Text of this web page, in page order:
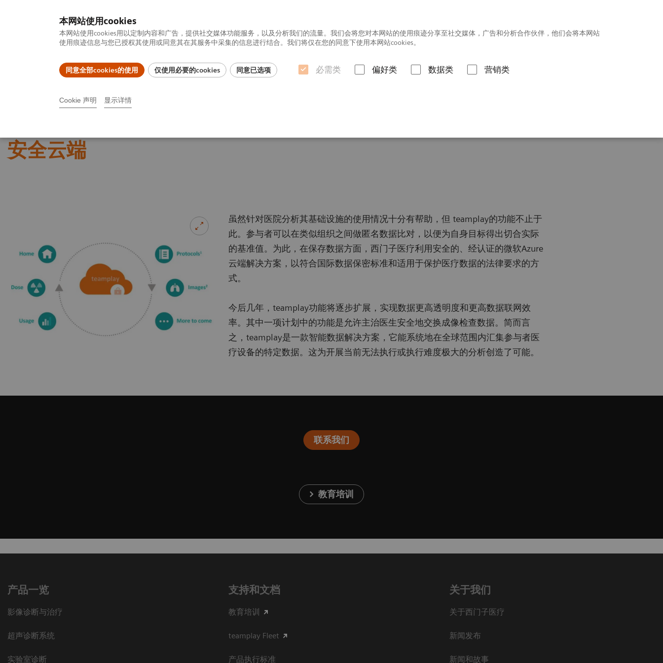
本网站使用cookies
本网站使用cookies用以定制内容和广告，提供社交媒体功能服务，以及分析我们的流量。我们会将您对本网站的使用痕迹分享至社交媒体，广告和分析合作伙伴，他们会将本网站
使用痕迹信息与您已授权其使用或同意其在其服务中采集的信息进行结合。我们将仅在您的同意下使用本网站cookies。
同意全部cookies的使用 仅使用必要的cookies 同意已选项 必需类 偏好类 数据类 营销类
Cookie 声明 显示详情
安全云端
虽然针对医院分析其基础设施的使用情况十分有帮助，但 teamplay的功能不止于
此。参与者可以在类似组织之间做匿名数据比对，以便为自身目标得出切合实际
的基准值。为此，在保存数据方面，西门子医疗利用安全的、经认证的微软Azure
云端解决方案，以符合国际数据保密标准和适用于保护医疗数据的法律要求的方
式。
今后几年，teamplay功能将逐步扩展，实现数据更高透明度和更高数据联网效
率。其中一项计划中的功能是允许主治医生安全地交换成像检查数据。简而言
之，teamplay是一款智能数据解决方案，它能系统地在全球范围内汇集参与者医
疗设备的特定数据。这为开展当前无法执行或执行难度极大的分析创造了可能。
联系我们
教育培训
产品一览
影像诊断与治疗
超声诊断系统
实验室诊断
支持和文档
教育培训
teamplay Fleet
产品执行标准
关于我们
关于西门子医疗
新闻发布
新闻和故事